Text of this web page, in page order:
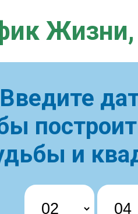
Жизни,
Введите
и